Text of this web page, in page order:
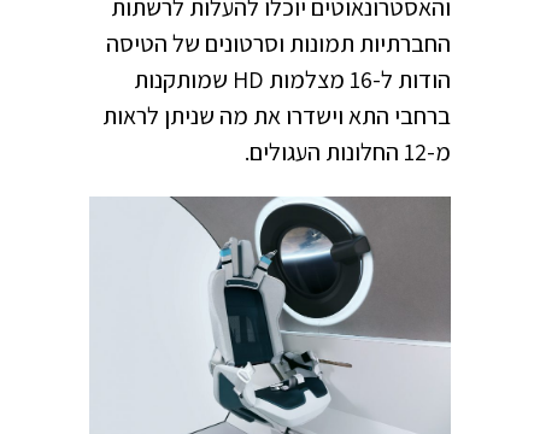
והאסטרונאוטים יוכלו להעלות לרשתות
החברתיות תמונות וסרטונים של הטיסה
הודות ל-16 מצלמות HD שמותקנות
ברחבי התא וישדרו את מה שניתן לראות
מ-12 החלונות העגולים.